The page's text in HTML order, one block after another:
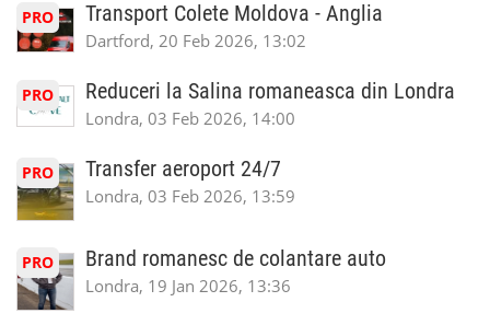
PRO Transport Colete Moldova - Anglia
Dartford, 20 Feb 2026, 13:02
PRO Reduceri la Salina romaneasca din Londra
Londra, 03 Feb 2026, 14:00
PRO Transfer aeroport 24/7
Londra, 03 Feb 2026, 13:59
PRO Brand romanesc de colantare auto
Londra, 19 Jan 2026, 13:36